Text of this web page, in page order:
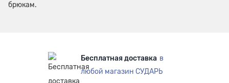
брюкам.
Бесплатная доставка в
любой магазин СУДАРЬ